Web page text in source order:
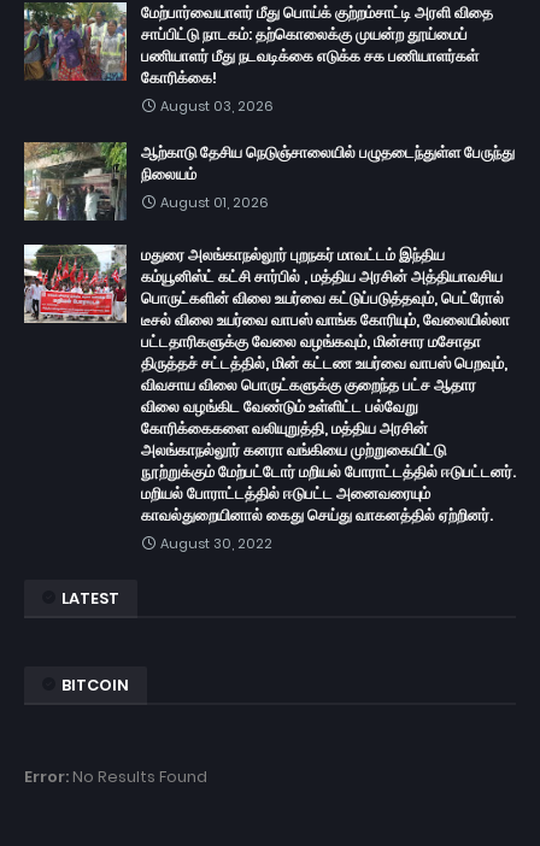
மேற்பார்வையாளர் மீது பொய்க் குற்றம்சாட்டி அரளி விதை
சாப்பிட்டு நாடகம்: தற்கொலைக்கு முயன்ற தூய்மைப்
பணியாளர் மீது நடவடிக்கை எடுக்க சக பணியாளர்கள்
கோரிக்கை!
August 03, 2026
ஆற்காடு தேசிய நெடுஞ்சாலையில் பழுதடைந்துள்ள பேருந்து
நிலையம்
August 01, 2026
மதுரை அலங்காநல்லூர் புறநகர் மாவட்டம் இந்திய
கம்யூனிஸ்ட் கட்சி சார்பில் , மத்திய அரசின் அத்தியாவசிய
பொருட்களின் விலை உயர்வை கட்டுப்படுத்தவும், பெட்ரோல்
டீசல் விலை உயர்வை வாபஸ் வாங்க கோரியும், வேலையில்லா
பட்டதாரிகளுக்கு வேலை வழங்கவும், மின்சார மசோதா
திருத்தச் சட்டத்தில், மின் கட்டண உயர்வை வாபஸ் பெறவும்,
விவசாய விலை பொருட்களுக்கு குறைந்த பட்ச ஆதார
விலை வழங்கிட வேண்டும் உள்ளிட்ட பல்வேறு
கோரிக்கைகளை வலியுறுத்தி, மத்திய அரசின்
அலங்காநல்லூர் கனரா வங்கியை முற்றுகையிட்டு
நூற்றுக்கும் மேற்பட்டோர் மறியல் போராட்டத்தில் ஈடுபட்டனர்.
மறியல் போராட்டத்தில் ஈடுபட்ட அனைவரையும்
காவல்துறையினால் கைது செய்து வாகனத்தில் ஏற்றினர்.
August 30, 2022
LATEST
BITCOIN
Error: No Results Found